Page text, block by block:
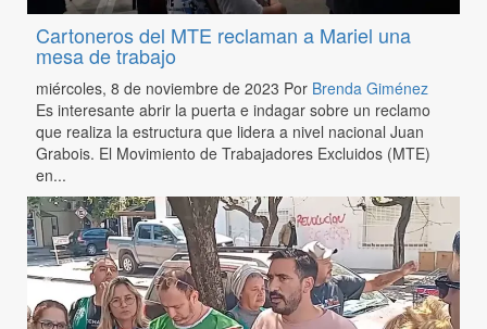
Cartoneros del MTE reclaman a Mariel una
mesa de trabajo
miércoles, 8 de noviembre de 2023 Por Brenda Giménez
Es interesante abrir la puerta e indagar sobre un reclamo
que realiza la estructura que lidera a nivel nacional Juan
Grabois. El Movimiento de Trabajadores Excluidos (MTE)
en...